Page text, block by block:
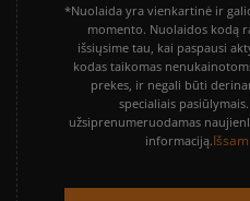
*Nuolaida yra vienkartinė ir
momento. Nuolaidos kodą
išsiųsime tau, kai paspausi
kodas taikomas
prekes, ir negali būti
specialiais
užsiprenumeruodamas
informaciją.